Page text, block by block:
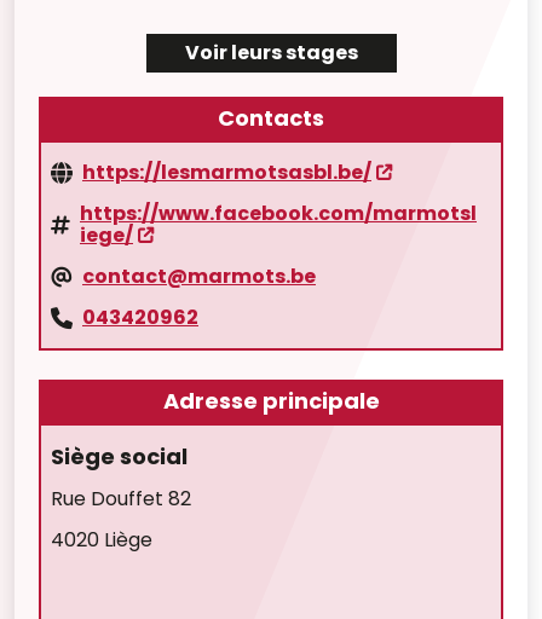
Voir leurs stages
Contacts
https://lesmarmotsasbl.be/
https://www.facebook.com/marmotsl
iege/
contact@marmots.be
043420962
Adresse principale
Siège social
Rue Douffet 82
4020 Liège